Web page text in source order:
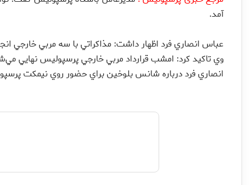
آمد.
عباس انصاري فرد اظهار داشت: مذاكراتي با سه مربي خارجي
وي تاكيد كرد: امشب قرارداد مربي خارجي پرسپوليس نهايي
انصاري فرد درباره شانس بلوخين براي حضور روي نيمكت